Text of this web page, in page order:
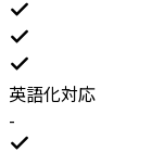
英語化対応
-